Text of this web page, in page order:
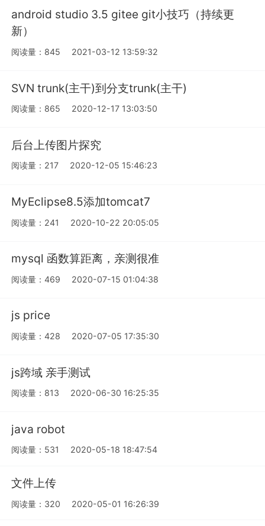
android studio 3.5 gitee git小技巧（持续更
新）
阅读量：845 2021-03-12 13:59:32
SVN trunk(主干)到分支trunk(主干)
阅读量：865 2020-12-17 13:03:50
后台上传图片探究
阅读量：217 2020-12-05 15:46:23
MyEclipse8.5添加tomcat7
阅读量：241 2020-10-22 20:05:05
mysql 函数算距离，亲测很准
阅读量：469 2020-07-15 01:04:38
js price
阅读量：428 2020-07-05 17:35:30
js跨域 亲手测试
阅读量：813 2020-06-30 16:25:35
java robot
阅读量：531 2020-05-18 18:47:54
文件上传
阅读量：320 2020-05-01 16:26:39